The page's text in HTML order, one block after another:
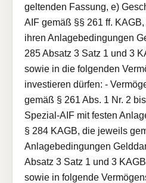
geltenden Fassung, e)
AIF gemäß §§ 261 ff.
ihren Anlagebedingungen
285 Absatz 3 Satz 1 und 3
sowie in die folgenden
investieren dürfen: -
gemäß § 261 Abs. 1 Nr. 2
Spezial-AIF mit festen
§ 284 KAGB, die jeweils
Anlagebedingungen
Absatz 3 Satz 1 und 3
sowie in folgende